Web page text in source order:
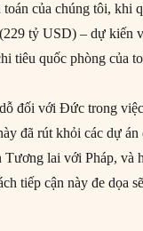
của chúng tôi, khi
tỷ USD) – dự kiến
tiêu quốc phòng của
đối với Đức trong
đã rút khỏi các dự án
lai với Pháp, và
tiếp cận này đe dọa